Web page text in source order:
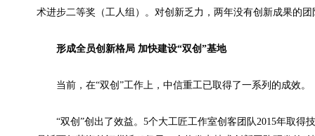
术进步二等奖（工人组）。对创新乏力，两年没有创新成果的
形成全员创新格局 加快建设“双创”基地
当前，在“双创”工作上，中信重工已取得了一系列的成效。
“双创”创出了效益。 5个大工匠工作室创客团队 2015年取得